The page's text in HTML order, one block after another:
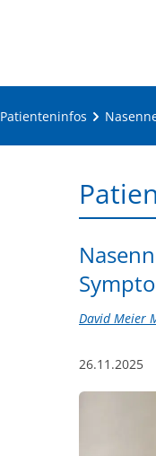
Patienteninfos
David Meier
26.11.2025